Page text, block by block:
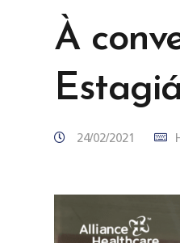
À
24/02/2021